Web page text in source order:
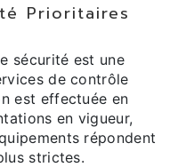
Prioritaires
sécurité est une
de contrôle
est effectuée en
en vigueur,
répondent
strictes.